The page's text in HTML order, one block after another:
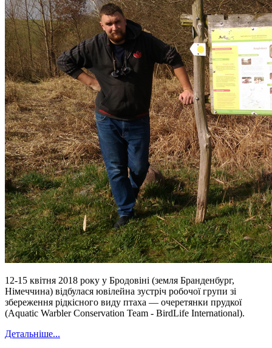
12-15 квітня 2018 року у Бродовіні (земля Бранденбург,
Німеччина) відбулася ювілейна зустріч робочої групи зі
збереження рідкісного виду птаха — очеретянки прудкої
(Aquatic Warbler Conservation Team - BirdLife International).
Детальніше...